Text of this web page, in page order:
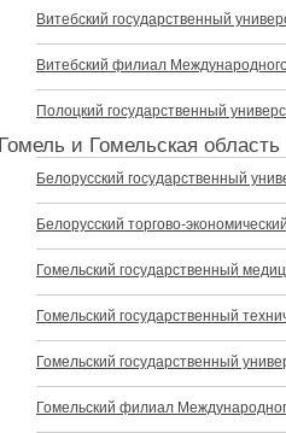
Витебский государственный
Витебский филиал
Полоцкий государственный
Гомель и Гомельская область
Белорусский государственный
Белорусский торгово-
Гомельский государственный
Гомельский государственный
Гомельский государственный
Гомельский филиал